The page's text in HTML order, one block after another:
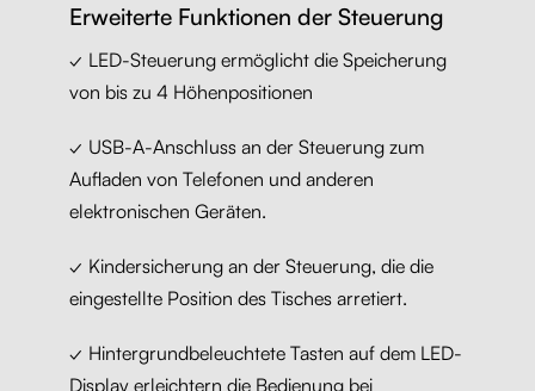
Erweiterte Funktionen der Steuerung
✓ LED-Steuerung ermöglicht die Speicherung
von bis zu 4 Höhenpositionen
✓ USB-A-Anschluss an der Steuerung zum
Aufladen von Telefonen und anderen
elektronischen Geräten.
✓ Kindersicherung an der Steuerung, die die
eingestellte Position des Tisches arretiert.
✓ Hintergrundbeleuchtete Tasten auf dem LED-
Display erleichtern die Bedienung bei